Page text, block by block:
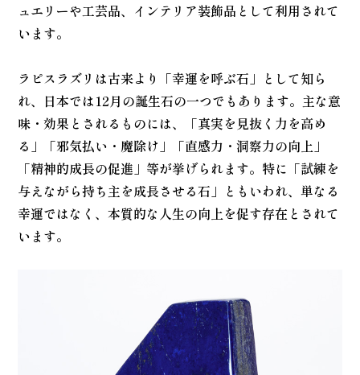
ュエリーや工芸品、インテリア装飾品として利用されて
います。
ラピスラズリは古来より「幸運を呼ぶ石」として知ら
れ、日本では12月の誕生石の一つでもあります。主な意
味・効果とされるものには、「真実を見抜く力を高め
る」「邪気払い・魔除け」「直感力・洞察力の向上」
「精神的成長の促進」等が挙げられます。特に「試練を
与えながら持ち主を成長させる石」ともいわれ、単なる
幸運ではなく、本質的な人生の向上を促す存在とされて
います。